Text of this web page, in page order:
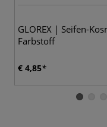
GLOREX | Seifen-
Farbstoff
€ 4,85